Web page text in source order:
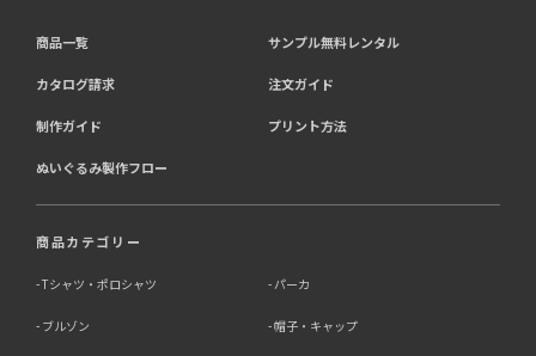
商品一覧 サンプル無料レンタル
カタログ請求 注文ガイド
制作ガイド プリント方法
ぬいぐるみ製作フロー
商品カテゴリー
Tシャツ・ポロシャツ パーカ
ブルゾン 帽子・キャップ